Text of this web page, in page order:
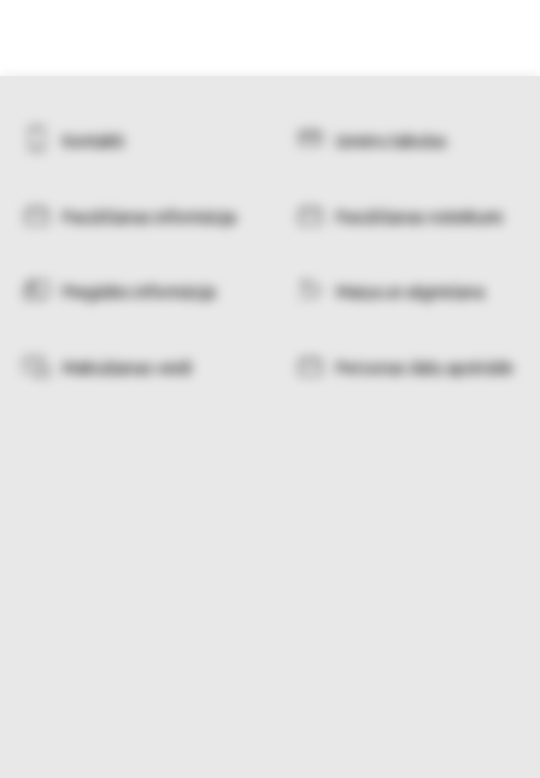
Kontakti Izmēru tabulas
Pasūtīšanas informācija Pasūtīšanas noteikumi
Piegādes informācija Maiņa un atgriešana
Maksāšanas veidi Personas datu apstrāde